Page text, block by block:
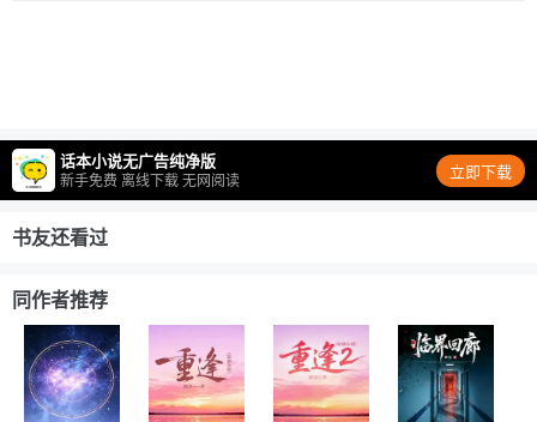
话本小说无广告纯净版
新手免费 离线下载 无网阅读 立即下载
书友还看过
同作者推荐